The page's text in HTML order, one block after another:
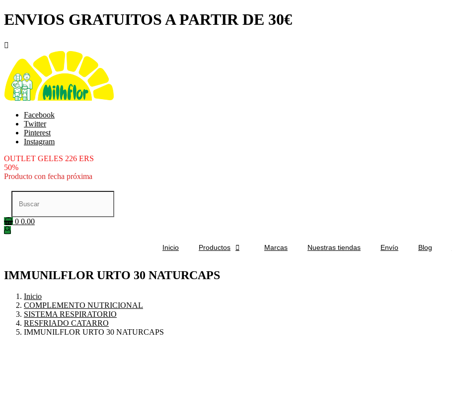
ENVIOS GRATUITOS A PARTIR DE 30€

Facebook
Twitter
Pinterest
Instagram
OUTLET GELES 226 ERS
50%
Producto con fecha próxima
0 0.00
Inicio Productos  Marcas Nuestras tiendas Envío Blog
IMMUNILFLOR URTO 30 NATURCAPS
Inicio
COMPLEMENTO NUTRICIONAL
SISTEMA RESPIRATORIO
RESFRIADO CATARRO
IMMUNILFLOR URTO 30 NATURCAPS